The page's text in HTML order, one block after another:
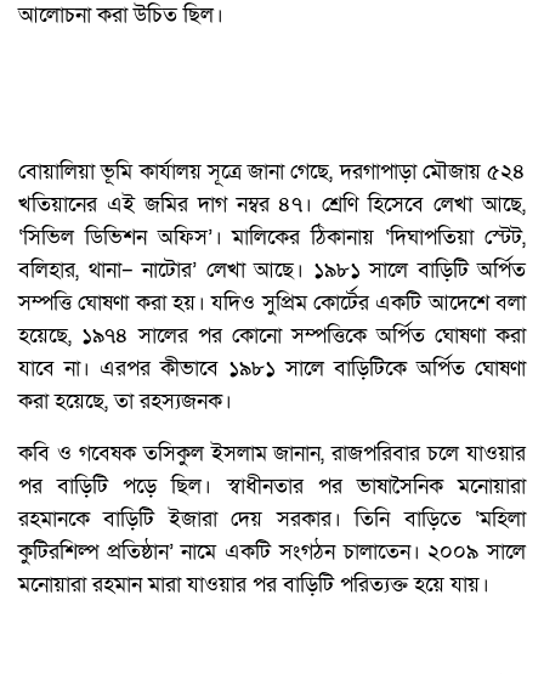
আলোচনা করা উচিত ছিল।
বোয়ালিয়া ভূমি কার্যালয় সূত্রে জানা গেছে, দরগাপাড়া মৌজায় ৫২৪
খতিয়ানের এই জমির দাগ নম্বর ৪৭। শ্রেণি হিসেবে লেখা আছে,
‘সিভিল ডিভিশন অফিস’। মালিকের ঠিকানায় ‘দিঘাপতিয়া স্টেট,
বলিহার, থানা– নাটোর’ লেখা আছে। ১৯৮১ সালে বাড়িটি অর্পিত
সম্পত্তি ঘোষণা করা হয়। যদিও সুপ্রিম কোর্টের একটি আদেশে বলা
হয়েছে, ১৯৭৪ সালের পর কোনো সম্পত্তিকে অর্পিত ঘোষণা করা
যাবে না। এরপর কীভাবে ১৯৮১ সালে বাড়িটিকে অর্পিত ঘোষণা
করা হয়েছে, তা রহস্যজনক।
কবি ও গবেষক তসিকুল ইসলাম জানান, রাজপরিবার চলে যাওয়ার
পর বাড়িটি পড়ে ছিল। স্বাধীনতার পর ভাষাসৈনিক মনোয়ারা
রহমানকে বাড়িটি ইজারা দেয় সরকার। তিনি বাড়িতে ‘মহিলা
কুটিরশিল্প প্রতিষ্ঠান’ নামে একটি সংগঠন চালাতেন। ২০০৯ সালে
মনোয়ারা রহমান মারা যাওয়ার পর বাড়িটি পরিত্যক্ত হয়ে যায়।